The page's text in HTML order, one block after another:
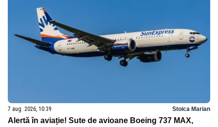
7 aug. 2026, 10:39 Stoica Marian
Alertă în aviație! Sute de avioane Boeing 737 MAX,